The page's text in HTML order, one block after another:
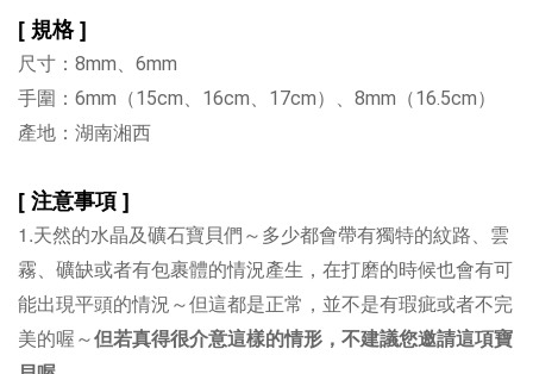
[ 規格 ]
尺寸： 8mm、6mm
手圍：6mm（15cm、16cm、17cm）、8mm（16.5cm）
產地： 湖南湘西
[ 注意事項 ]
1.天然的水晶及礦石寶貝們～多少都會帶有獨特的紋路、雲
霧、礦缺或者有包裹體的情況產生，在打磨的時候也會有可
能出現平頭的情況～但這都是正常，並不是有瑕疵或者不完
美的喔～但若真得很介意這樣的情形，不建議您邀請這項寶